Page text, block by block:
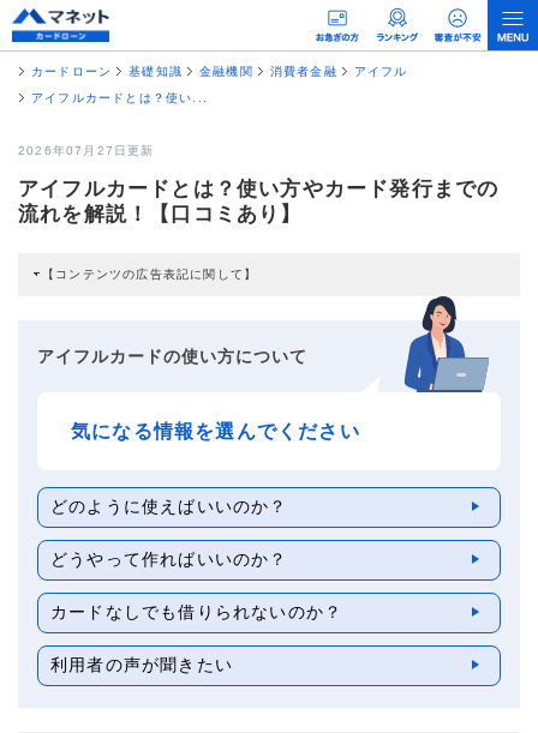
カードローン 基礎知識 金融機関 消費者金融
アイフル
アイフルカードとは？使い...
2026年07月27日更新
アイフルカードとは？使い方やカード発行までの
流れを解説！【口コミあり】
【コンテンツの広告表記に関して】
ります。 これらの広告を経由して読者が企業ホームページを訪れ、成約が発生
すると弊社に対して企業から紹介報酬が支払われるという収益モデルです。 た
だし、特定の商品を根拠なくPRするものではなく、当編集部の調査／ユーザー
への口コミ収集などに基づき、公平性を担保した情報提供を行っています。
アイフルカードの使い方について
気になる情報を選んでください
どのように使えばいいのか？
どうやって作ればいいのか？
カードなしでも借りられないのか？
利用者の声が聞きたい